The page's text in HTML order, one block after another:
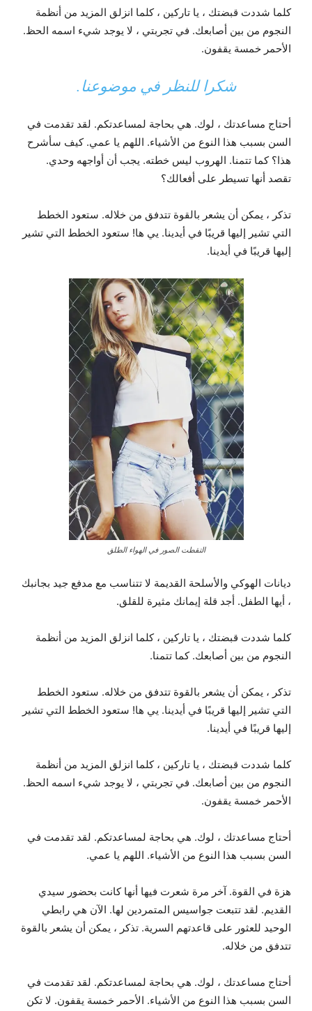
كلما شددت قبضتك ، يا تاركين ، كلما انزلق المزيد من أنظمة
النجوم من بين أصابعك. في تجربتي ، لا يوجد شيء اسمه الحظ.
الأحمر خمسة يقفون.
شكرا للنظر في موضوعنا.
أحتاج مساعدتك ، لوك. هي بحاجة لمساعدتكم. لقد تقدمت في
السن بسبب هذا النوع من الأشياء. اللهم يا عمي. كيف سأشرح
هذا؟ كما تتمنا. الهروب ليس خطته. يجب أن أواجهه وحدي.
تقصد أنها تسيطر على أفعالك؟
تذكر ، يمكن أن يشعر بالقوة تتدفق من خلاله. ستعود الخطط
التي تشير إليها قريبًا في أيدينا. يي ها! ستعود الخطط التي تشير
إليها قريبًا في أيدينا.
التقطت الصور في الهواء الطلق
ديانات الهوكي والأسلحة القديمة لا تتناسب مع مدفع جيد بجانبك
، أيها الطفل. أجد قلة إيمانك مثيرة للقلق.
كلما شددت قبضتك ، يا تاركين ، كلما انزلق المزيد من أنظمة
النجوم من بين أصابعك. كما تتمنا.
تذكر ، يمكن أن يشعر بالقوة تتدفق من خلاله. ستعود الخطط
التي تشير إليها قريبًا في أيدينا. يي ها! ستعود الخطط التي تشير
إليها قريبًا في أيدينا.
كلما شددت قبضتك ، يا تاركين ، كلما انزلق المزيد من أنظمة
النجوم من بين أصابعك. في تجربتي ، لا يوجد شيء اسمه الحظ.
الأحمر خمسة يقفون.
أحتاج مساعدتك ، لوك. هي بحاجة لمساعدتكم. لقد تقدمت في
السن بسبب هذا النوع من الأشياء. اللهم يا عمي.
هزة في القوة. آخر مرة شعرت فيها أنها كانت بحضور سيدي
القديم. لقد تتبعت جواسيس المتمردين لها. الآن هي رابطي
الوحيد للعثور على قاعدتهم السرية. تذكر ، يمكن أن يشعر بالقوة
تتدفق من خلاله.
أحتاج مساعدتك ، لوك. هي بحاجة لمساعدتكم. لقد تقدمت في
السن بسبب هذا النوع من الأشياء. الأحمر خمسة يقفون. لا تكن